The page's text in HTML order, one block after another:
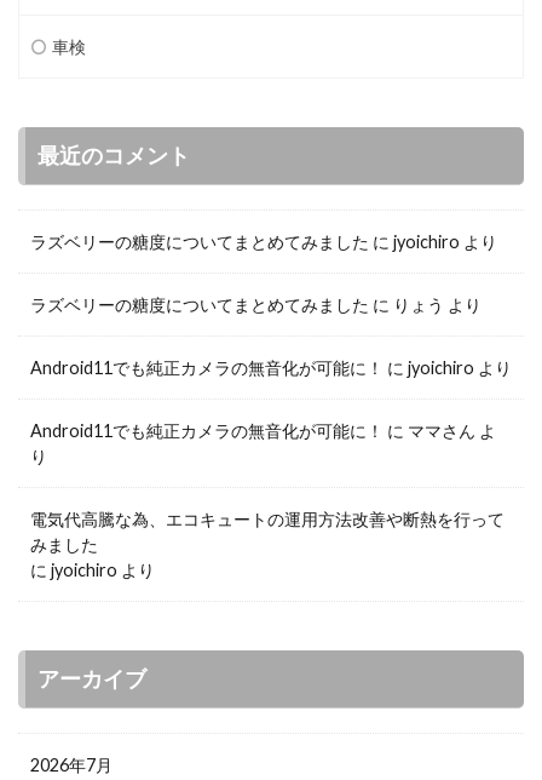
車検
最近のコメント
ラズベリーの糖度についてまとめてみました に jyoichiro より
ラズベリーの糖度についてまとめてみました に りょう より
Android11でも純正カメラの無音化が可能に！ に jyoichiro より
Android11でも純正カメラの無音化が可能に！ に ママさん よ
り
電気代高騰な為、エコキュートの運用方法改善や断熱を行って
みました
に jyoichiro より
アーカイブ
2026年7月